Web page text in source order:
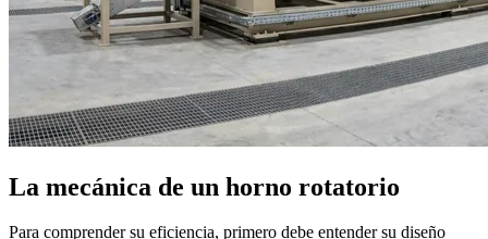
La mecánica de un horno rotatorio
Para comprender su eficiencia, primero debe entender su diseño